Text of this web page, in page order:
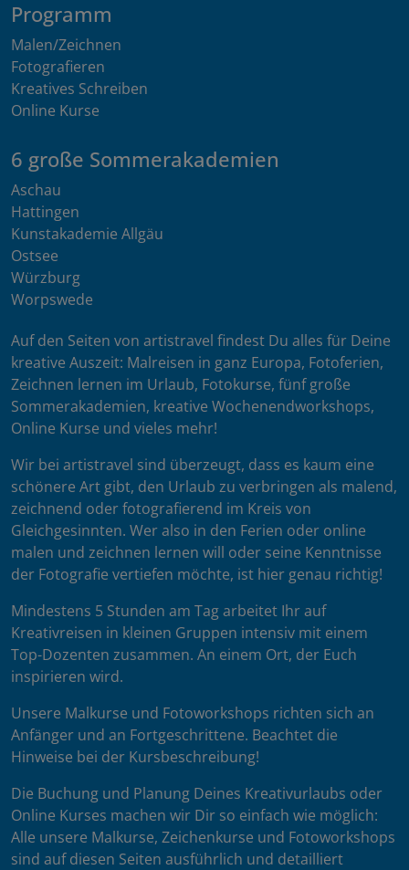
Programm
Malen/Zeichnen
Fotografieren
Kreatives Schreiben
Online Kurse
6 große Sommerakademien
Aschau
Hattingen
Kunstakademie Allgäu
Ostsee
Würzburg
Worpswede
Auf den Seiten von artistravel findest Du alles für Deine
kreative Auszeit: Malreisen in ganz Europa, Fotoferien,
Zeichnen lernen im Urlaub, Fotokurse, fünf große
Sommerakademien, kreative Wochenendworkshops,
Online Kurse und vieles mehr!
Wir bei artistravel sind überzeugt, dass es kaum eine
schönere Art gibt, den Urlaub zu verbringen als malend,
zeichnend oder fotografierend im Kreis von
Gleichgesinnten. Wer also in den Ferien oder online
malen und zeichnen lernen will oder seine Kenntnisse
der Fotografie vertiefen möchte, ist hier genau richtig!
Mindestens 5 Stunden am Tag arbeitet Ihr auf
Kreativreisen in kleinen Gruppen intensiv mit einem
Top-Dozenten zusammen. An einem Ort, der Euch
inspirieren wird.
Unsere Malkurse und Fotoworkshops richten sich an
Anfänger und an Fortgeschrittene. Beachtet die
Hinweise bei der Kursbeschreibung!
Die Buchung und Planung Deines Kreativurlaubs oder
Online Kurses machen wir Dir so einfach wie möglich:
Alle unsere Malkurse, Zeichenkurse und Fotoworkshops
sind auf diesen Seiten ausführlich und detailliert